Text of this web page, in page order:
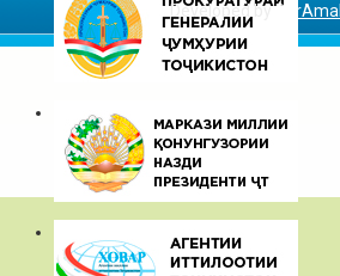
Developed byDarAmal